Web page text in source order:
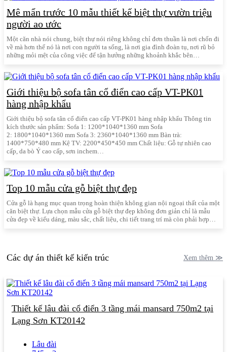
Mê mẩn trước 10 mẫu thiết kế biệt thự vườn triệu
người ao ước
Một căn nhà nói chung, biệt thự nói riêng không chỉ đơn thuần là nơi chốn đi
về mà hơn thế nó là nơi con người ta sống, là nơi gia đình đoàn tụ, nơi rũ bỏ
những mỏi mệt của công việc để tận hưởng những khoảnh khắc bên…
Giới thiệu bộ sofa tân cổ điển cao cấp VT-PK01
hàng nhập khẩu
Giới thiệu bộ sofa tân cổ điển cao cấp VT-PK01 hàng nhập khẩu Thông tin
kích thước sản phẩm: Sofa 1: 1200*1040*1360 mm Sofa
2: 1800*1040*1360 mm Sofa 3: 2360*1040*1360 mm Bàn trà:
1400*750*480 mm Kệ TV: 2200*450*450 mm Chất liệu: Gỗ tự nhiên cao
cấp, da bò Ý cao cấp, sơn inchem…
Top 10 mẫu cửa gỗ biệt thự đẹp
Cửa gỗ là hạng mục quan trọng hoàn thiện không gian nội ngoại thất của một
căn biệt thự. Lựa chọn mẫu cửa gỗ biệt thự đẹp không đơn giản chỉ là mẫu
cửa đẹp về kiểu dáng, màu sắc, chất liệu, chi tiết trang trí mà còn phải hợp…
Các dự án thiết kế kiến trúc Xem thêm ≫
Thiết kế lâu đài cổ điển 3 tầng mái mansard 750m2 tại
Lạng Sơn KT20142
Lâu đài